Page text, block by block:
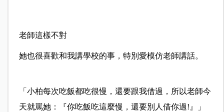
老師這樣不對
她也很喜歡和我講學校的事，特別愛模仿老師講話。
「小柏每次吃飯都吃很慢，還要跟我借過，所以老師今
天就罵她：『你吃飯吃這麼慢，還要別人借你過!』」